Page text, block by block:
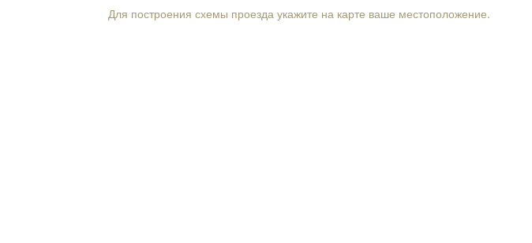
Для построения схемы проезда укажите на карте ваше местоположение.